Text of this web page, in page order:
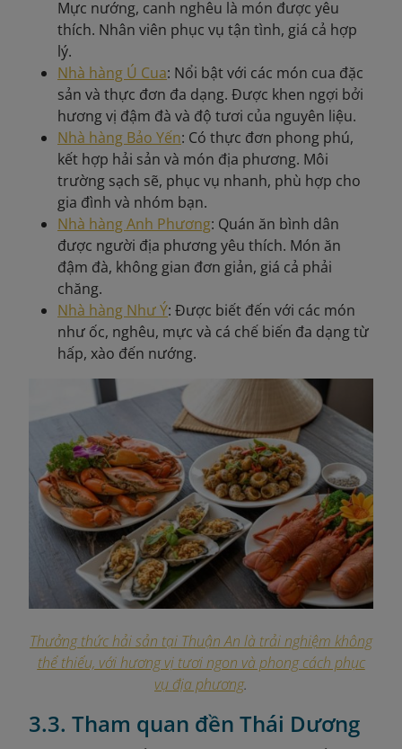
Mực nướng, canh nghêu là món được yêu
thích. Nhân viên phục vụ tận tình, giá cả hợp
lý.
Nhà hàng Ú Cua: Nổi bật với các món cua đặc
sản và thực đơn đa dạng. Được khen ngợi bởi
hương vị đậm đà và độ tươi của nguyên liệu.
Nhà hàng Bảo Yến: Có thực đơn phong phú,
kết hợp hải sản và món địa phương. Môi
trường sạch sẽ, phục vụ nhanh, phù hợp cho
gia đình và nhóm bạn.
Nhà hàng Anh Phương: Quán ăn bình dân
được người địa phương yêu thích. Món ăn
đậm đà, không gian đơn giản, giá cả phải
chăng.
Nhà hàng Như Ý: Được biết đến với các món
như ốc, nghêu, mực và cá chế biến đa dạng từ
hấp, xào đến nướng.
Thưởng thức hải sản tại Thuận An là trải nghiệm không
thể thiếu, với hương vị tươi ngon và phong cách phục
vụ địa phương.
3.3. Tham quan đền Thái Dương